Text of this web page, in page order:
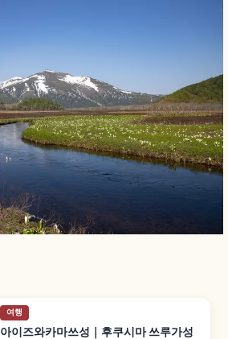
여행
아이즈와카마쓰성｜후쿠시마 쓰루가성